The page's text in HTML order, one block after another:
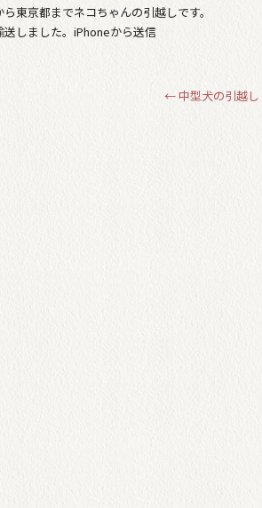
東京都までネコちゃんの引越しです。
送しました。iPhoneから送信
←中型犬の引越し